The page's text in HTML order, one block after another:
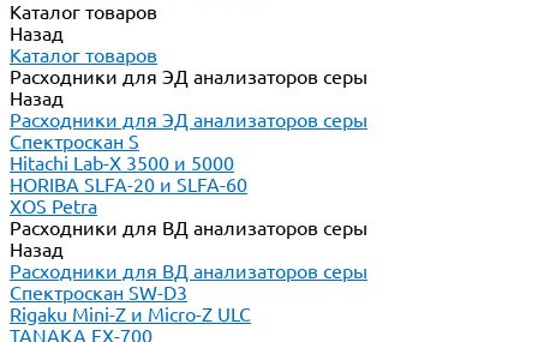
Каталог товаров
Назад
Каталог товаров
Расходники для ЭД анализаторов серы
Назад
Расходники для ЭД анализаторов серы
Спектроскан S
Hitachi Lab-X 3500 и 5000
HORIBA SLFA-20 и SLFA-60
XOS Petra
Расходники для ВД анализаторов серы
Назад
Расходники для ВД анализаторов серы
Спектроскан SW-D3
Rigaku Mini-Z и Micro-Z ULC
TANAKA FX-700